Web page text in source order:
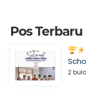
Pos Terbaru
2